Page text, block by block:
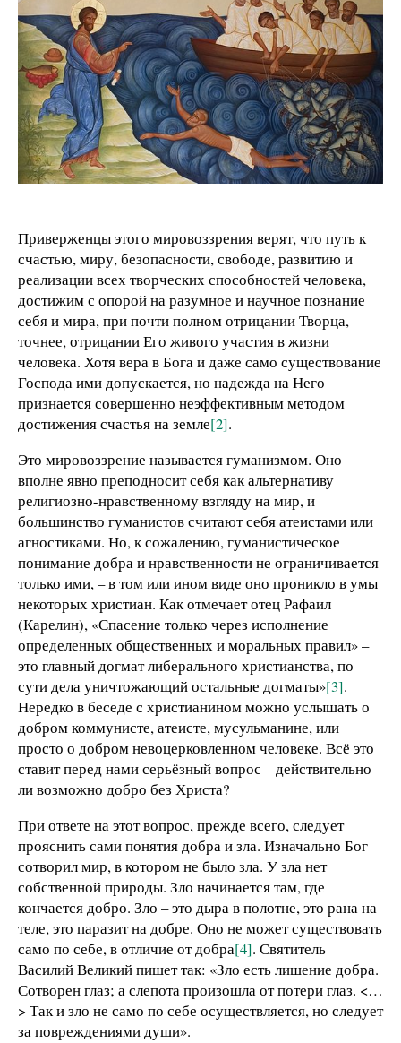
Приверженцы этого мировоззрения верят, что путь к
счастью, миру, безопасности, свободе, развитию и
реализации всех творческих способностей человека,
достижим с опорой на разумное и научное познание
себя и мира, при почти полном отрицании Творца,
точнее, отрицании Его живого участия в жизни
человека. Хотя вера в Бога и даже само существование
Господа ими допускается, но надежда на Него
признается совершенно неэффективным методом
достижения счастья на земле[2].
Это мировоззрение называется гуманизмом. Оно
вполне явно преподносит себя как альтернативу
религиозно-нравственному взгляду на мир, и
большинство гуманистов считают себя атеистами или
агностиками. Но, к сожалению, гуманистическое
понимание добра и нравственности не ограничивается
только ими, – в том или ином виде оно проникло в умы
некоторых христиан. Как отмечает отец Рафаил
(Карелин), «Спасение только через исполнение
определенных общественных и моральных правил» –
это главный догмат либерального христианства, по
сути дела уничтожающий остальные догматы»[3].
Нередко в беседе с христианином можно услышать о
добром коммунисте, атеисте, мусульманине, или
просто о добром невоцерковленном человеке. Всё это
ставит перед нами серьёзный вопрос – действительно
ли возможно добро без Христа?
При ответе на этот вопрос, прежде всего, следует
прояснить сами понятия добра и зла. Изначально Бог
сотворил мир, в котором не было зла. У зла нет
собственной природы. Зло начинается там, где
кончается добро. Зло – это дыра в полотне, это рана на
теле, это паразит на добре. Оно не может существовать
само по себе, в отличие от добра[4]. Святитель
Василий Великий пишет так: «Зло есть лишение добра.
Сотворен глаз; а слепота произошла от потери глаз. <…
> Так и зло не само по себе осуществляется, но следует
за повреждениями души».